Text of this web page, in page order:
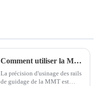
Comment utiliser la MMT avant de la démarrer
La précision d'usinage des rails
de guidage de la MMT est